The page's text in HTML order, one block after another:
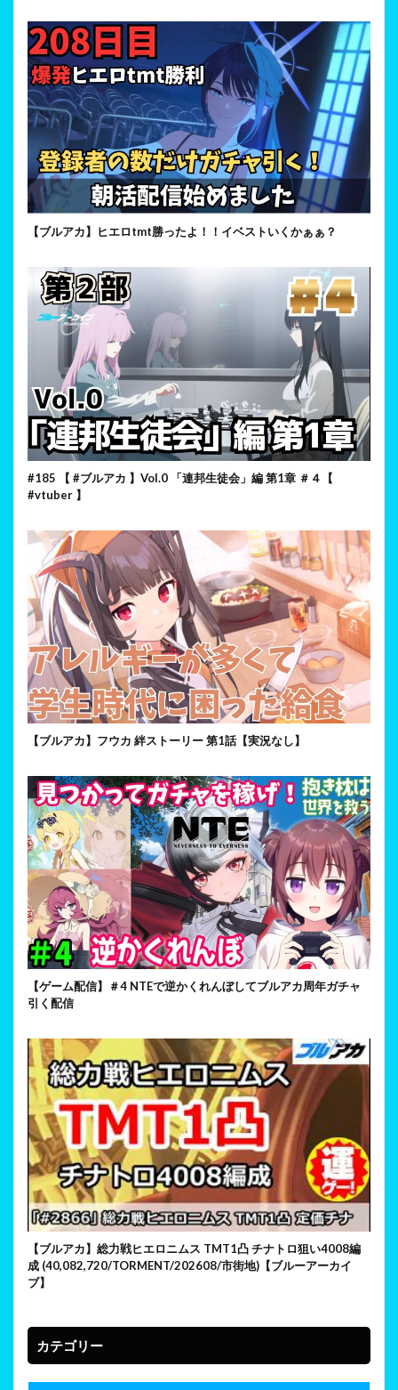
【ブルアカ】ヒエロtmt勝ったよ！！イベストいくかぁぁ？
#185 【 #ブルアカ 】Vol.0 「連邦生徒会」編 第1章 ＃４【
#vtuber 】
【ブルアカ】フウカ 絆ストーリー 第1話【実況なし】
【ゲーム配信】＃4 NTEで逆かくれんぼしてブルアカ周年ガチャ
引く配信
【ブルアカ】総力戦ヒエロニムス TMT1凸 チナトロ狙い4008編
成 (40,082,720/TORMENT/202608/市街地)【ブルーアーカイ
ブ】
カテゴリー